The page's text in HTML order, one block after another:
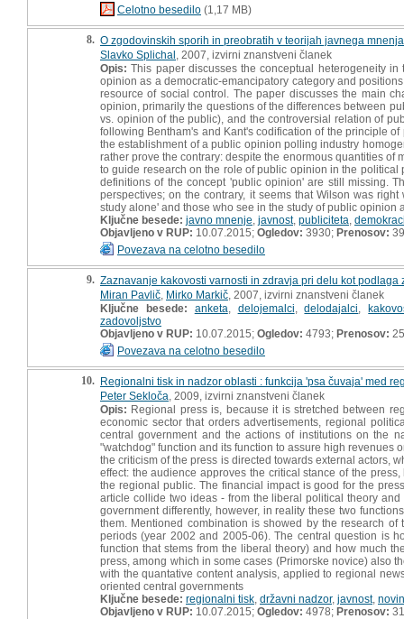
Celotno besedilo (1,17 MB)
8. O zgodovinskih sporih in preobratih v teorijah javnega mnenja
Slavko Splichal , 2007, izvirni znanstveni članek
Opis: This paper discusses the conceptual heterogeneity
opinion as a democratic-emancipatory category and
resource of social control. The paper discusses the main
opinion, primarily the questions of the differences between
vs. opinion of the public), and the controversial relation of
following Bentham's and Kant's codification of the principle
the establishment of a public opinion polling industry
rather prove the contrary: despite the enormous quantities
to guide research on the role of public opinion in the
definitions of the concept 'public opinion' are still missing.
perspectives; on the contrary, it seems that Wilson was
study alone' and those who see in the study of public
Ključne besede: javno mnenje javnost, publiciteta
Objavljeno v RUP: 10.07.2015; Ogledov: 3930; Prenosov: 39
Povezava na celotno besedilo
9. Zaznavanje kakovosti varnosti in zdravja pri delu kot podlaga
Miran Pavlič Mirko Markič , 2007, izvirni znanstveni članek
Ključne besede:
anketa delojemalci ,delodajalci ,
zadovoljstvo
Objavljeno v RUP: 10.07.2015; Ogledov: 4793; Prenosov: 25
Povezava na celotno besedilo
10. Regionalni tisk in nadzor oblasti : funkcija 'psa čuvaja' med
Peter Sekloča , 2009, izvirni znanstveni članek
Opis: Regional press is, because it is stretched between
economic sector that orders advertisements, regional
central government and the actions of institutions on the
"watchdog" function and its function to assure high revenues
the criticism of the press is directed towards external actors,
effect: the audience approves the critical stance of the
the regional public. The financial impact is good for the
article collide two ideas - from the liberal political theory
government differently, however, in reality these two
them. Mentioned combination is showed by the research
periods (year 2002 and 2005-06). The central question is
function that stems from the liberal theory) and how much
press, among which in some cases (Primorske novice) also
with the quantative content analysis, applied to regional
oriented central governments
Ključne besede: regionalni tisk državni nadzor, javnost,
Objavljeno v RUP: 10.07.2015; Ogledov: 4978; Prenosov: 31